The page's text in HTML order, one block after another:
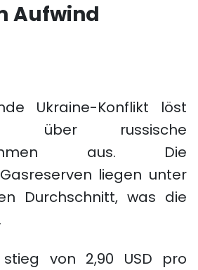
Aufwind
Ukraine-Konflikt löst
über russische
aus. Die
liegen unter
Durchschnitt, was die
von 2,90 USD pro